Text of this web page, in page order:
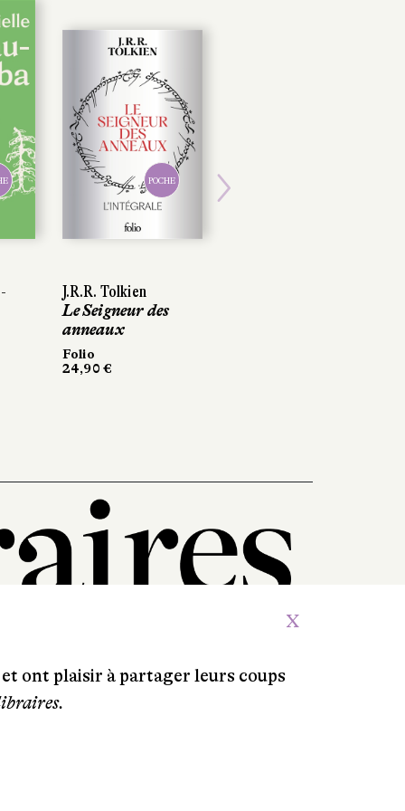
POCHE
J.R.R. Tolkien
Le Seigneur des
anneaux
Folio
24,90 €
X
ont plaisir à partager leurs coups